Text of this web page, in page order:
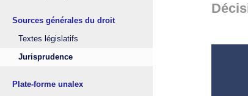
Sources générales du droit
Textes législatifs
Jurisprudence
Plate-forme unalex